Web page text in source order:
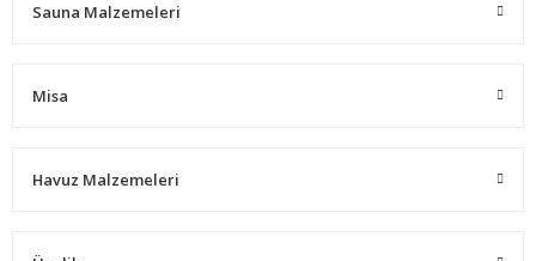
Sauna Malzemeleri
Misa
Havuz Malzemeleri